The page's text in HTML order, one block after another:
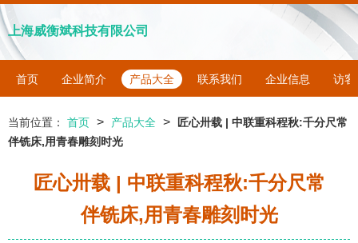
上海威衡斌科技有限公司
首页 企业简介 产品大全 联系我们 企业信息 访客
当前位置： 首页 > 产品大全 >
匠心卅载 | 中联重科程秋:千分尺常
伴铣床,用青春雕刻时光
匠心卅载 | 中联重科程秋:千分尺常
伴铣床,用青春雕刻时光